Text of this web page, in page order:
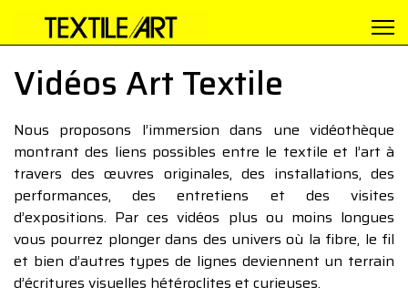
Vidéos Art Textile
Nous proposons l’immersion dans une vidéothèque
montrant des liens possibles entre le textile et l’art à
travers des œuvres originales, des installations, des
performances, des entretiens et des visites
d’expositions. Par ces vidéos plus ou moins longues
vous pourrez plonger dans des univers où la fibre, le fil
et bien d’autres types de lignes deviennent un terrain
d’écritures visuelles hétéroclites et curieuses.